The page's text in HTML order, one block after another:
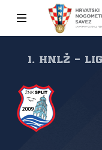
1. HNLŽ -